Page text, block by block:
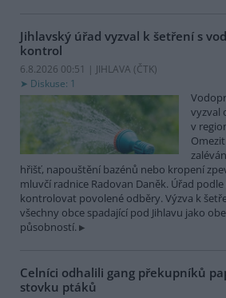
Jihlavský úřad vyzval k šetření s
kontrol
6.8.2026 00:51 | JIHLAVA (ČTK)
Diskuse: 1
vyzval
v
hřišť, napouštění bazénů nebo kropení
mluvčí radnice Radovan Daněk. Úřad
kontrolovat povolené odběry. Výzva k
všechny obce spadající pod Jihlavu jako
působností.
Celníci odhalili gang překupníků
stovku ptáků